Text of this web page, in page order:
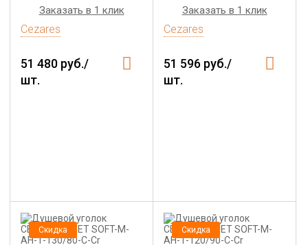
Заказать в 1 клик
Cezares
51 480 руб./
шт.
Заказать в 1 клик
Cezares
51 596 руб./
шт.
Скидка Скидка